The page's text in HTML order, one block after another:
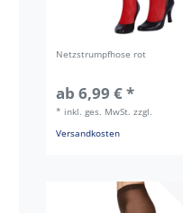
Netzstrumpfhose rot
ab 6,99 € *
* inkl. ges. MwSt. zzgl.
Versandkosten